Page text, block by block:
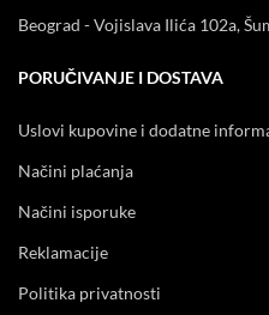
Beograd - Vojislava Ilića 102a,
PORUČIVANJE I DOSTAVA
Uslovi kupovine i dodatne
Načini plaćanja
Načini isporuke
Reklamacije
Politika privatnosti